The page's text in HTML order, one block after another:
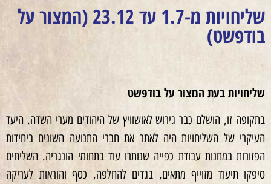
שליחויות מ-1.7 עד 23.12 (המצור על
בודפשט)
שליחויות בעת המצור על בודפשט
בתקופה זו, הושלם כבר גירוש לאושוויץ של היהודים מערי השדה. היעד
העיקרי של השליחויות היה לאתר את חברי התנועה השונים ביחידות
הפזורות במחנות עבודת כפייה שנותרו עוד בתחומי הונגריה. השליחים
סיפקו תיעוד מזוייף מתאים, בגדים להחלפה, כסף והוראות לעריקה